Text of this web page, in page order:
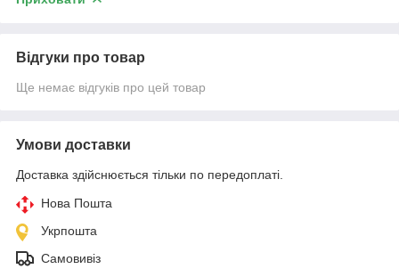
Відгуки про товар
Ще немає відгуків про цей товар
Умови доставки
Доставка здійснюється тільки по передоплаті.
Нова Пошта
Укрпошта
Самовивіз